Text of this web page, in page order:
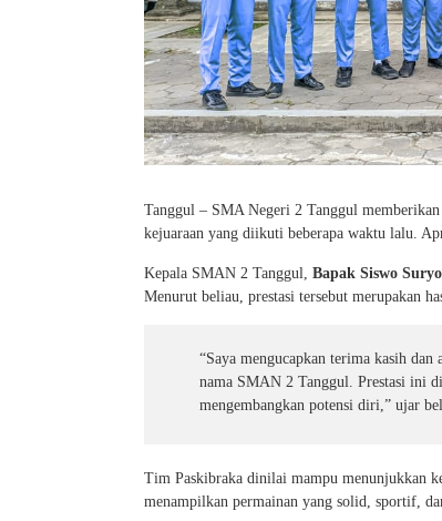
Tanggul – SMA Negeri 2 Tanggul memberikan
kejuaraan yang diikuti beberapa waktu lalu.
Kepala SMAN 2 Tanggul, Bapak Siswo
Menurut beliau, prestasi tersebut merupakan
“Saya mengucapkan terima kasih
nama SMAN 2 Tanggul. Prestasi ini
mengembangkan potensi diri,” ujar
Tim Paskibraka dinilai mampu menunjukkan
menampilkan permainan yang solid, sportif,